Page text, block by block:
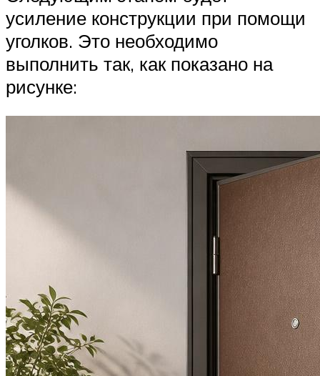
усиление конструкции при помощи
уголков. Это необходимо
выполнить так, как показано на
рисунке: